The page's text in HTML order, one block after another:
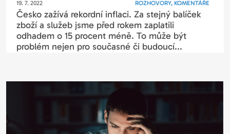
19. 7. 2022 ROZHOVORY, KOMENTÁŘE
Česko zažívá rekordní inflaci. Za stejný balíček
zboží a služeb jsme před rokem zaplatili
odhadem o 15 procent méně. To může být
problém nejen pro současné či budoucí...